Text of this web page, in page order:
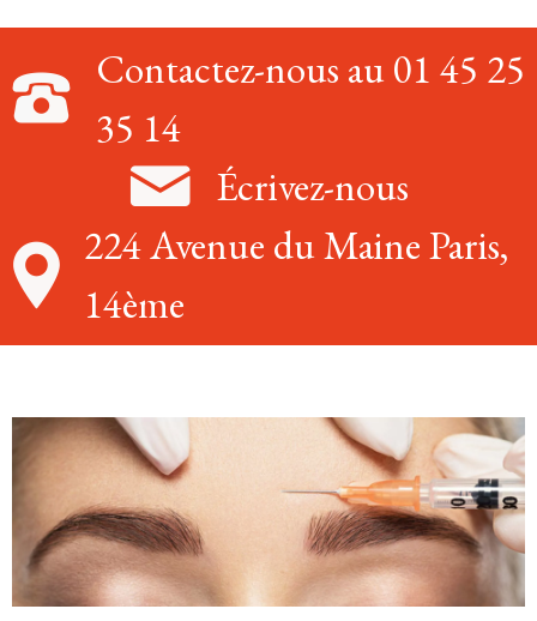
Contactez-nous au 01 45 25
35 14
Écrivez-nous
224 Avenue du Maine Paris,
14ème